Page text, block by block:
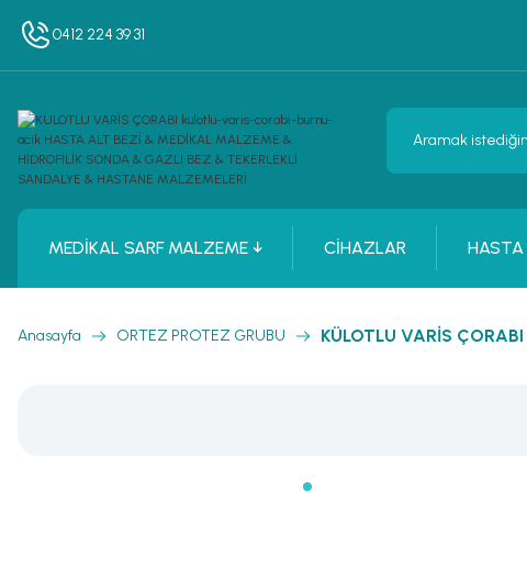
0412 224 39 31
MEDİKAL SARF MALZEME ↓ CİHAZLAR HASTA
Anasayfa ORTEZ PROTEZ GRUBU KÜLOTLU VARİS